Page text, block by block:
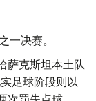
一决赛。
萨克斯坦本土队
足球阶段则以